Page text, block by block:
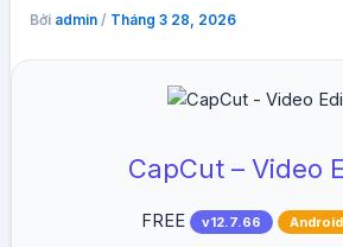
Bởi admin / Tháng 3 28, 2026
CapCut – Video
FREE v12.7.66